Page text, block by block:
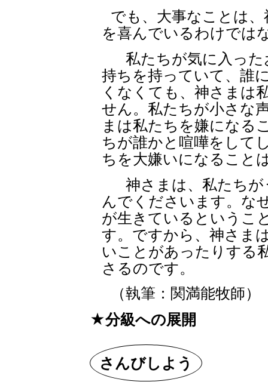
でも、大事なことは
を喜んでいるわけでは
私たちが気に入った
持ちを持っていて、誰
くなくても、神さまは
せん。私たちが小さな
まは私たちを嫌になる
ちが誰かと喧嘩をして
ちを大嫌いになること
神さまは、私たちが
んでくださいます。な
が生きているというこ
す。ですから、神さま
いことがあったりする
さるのです。
（執筆：関満能牧師）
分級への展開
さんびしよう